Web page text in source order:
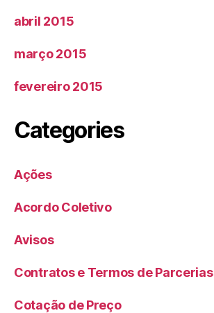
abril 2015
março 2015
fevereiro 2015
Categories
Ações
Acordo Coletivo
Avisos
Contratos e Termos de Parcerias
Cotação de Preço